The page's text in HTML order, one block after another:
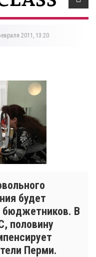
2011, 13:20
будет
бюджетников. В
половину
Перми.